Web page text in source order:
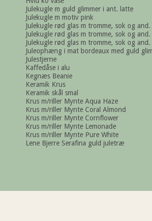
Julekugle m guld glimmer i ant. latte
Julekugle m motiv pink
Julekugle rød glas m tromme, sok og and.
Julekugle rød glas m tromme, sok og
Julekugle rød glas m tromme, sok og
Juleophæng i mat bordeaux med guld
Julestjerne
Kaffedåse i alu
Kegnæs Beanie
Keramik Krus
Keramik skål smal
Krus m/riller Mynte Aqua Haze
Krus m/riller Mynte Coral Almond
Krus m/riller Mynte Cornflower
Krus m/riller Mynte Lemonade
Krus m/riller Mynte Pure White
Lene Bjerre Serafina guld juletræ